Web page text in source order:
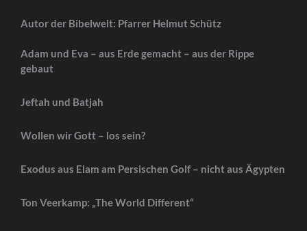
Autor der Bibelwelt: Pfarrer Helmut Schütz
Adam und Eva – aus Erde gemacht – aus der Rippe
gebaut
Jeftah und Batjah
Wollen wir Gott – los sein?
Exodus aus Elam am Persischen Golf – nicht aus Ägypten
Ton Veerkamp: „The World Different“